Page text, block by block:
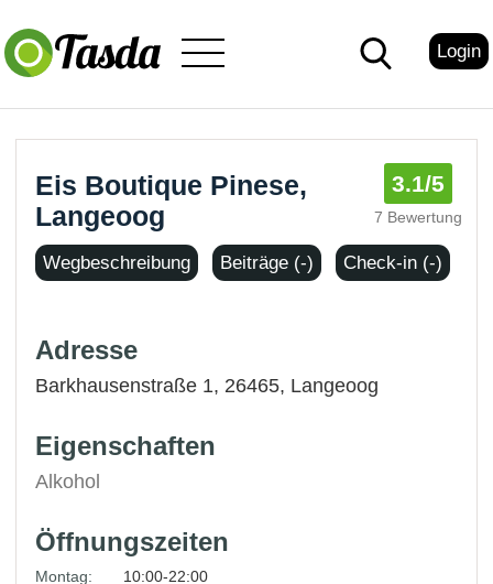
Login
Eis Boutique Pinese,
Langeoog
3.1/5
7 Bewertung
Wegbeschreibung Beiträge (-) Check-in (-)
Adresse
Barkhausenstraße 1, 26465, Langeoog
Eigenschaften
Alkohol
Öffnungszeiten
Montag:
10:00-22:00